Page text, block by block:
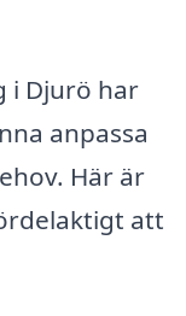
i Djurö har
anpassa
Här är
att